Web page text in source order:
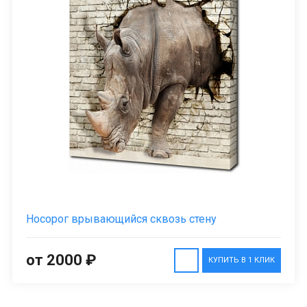
Носорог врывающийся сквозь стену
КУПИТЬ В 1 КЛИК
от 2000 ₽